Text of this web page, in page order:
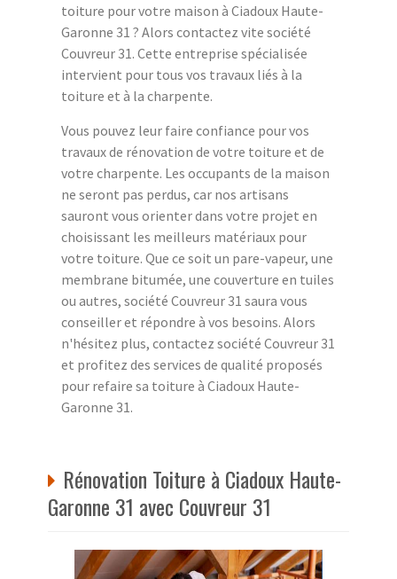
toiture pour votre maison à Ciadoux Haute-
Garonne 31 ? Alors contactez vite société
Couvreur 31. Cette entreprise spécialisée
intervient pour tous vos travaux liés à la
toiture et à la charpente.
Vous pouvez leur faire confiance pour vos
travaux de rénovation de votre toiture et de
votre charpente. Les occupants de la maison
ne seront pas perdus, car nos artisans
sauront vous orienter dans votre projet en
choisissant les meilleurs matériaux pour
votre toiture. Que ce soit un pare-vapeur, une
membrane bitumée, une couverture en tuiles
ou autres, société Couvreur 31 saura vous
conseiller et répondre à vos besoins. Alors
n'hésitez plus, contactez société Couvreur 31
et profitez des services de qualité proposés
pour refaire sa toiture à Ciadoux Haute-
Garonne 31.
Rénovation Toiture à Ciadoux Haute-
Garonne 31 avec Couvreur 31